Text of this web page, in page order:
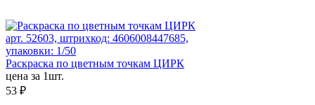
арт. 52603, штрихкод: 4606008447685,
упаковки: 1/50
Раскраска по цветным точкам ЦИРК
цена за 1шт.
53 ₽